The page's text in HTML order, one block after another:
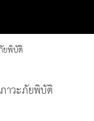
ยพิบัติ
าวะภัยพิบัติ